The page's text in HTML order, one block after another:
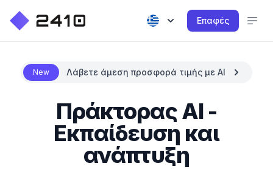
Επαφές
New Λάβετε άμεση προσφορά τιμής με AI
Πράκτορας AI -
Εκπαίδευση και
ανάπτυξη